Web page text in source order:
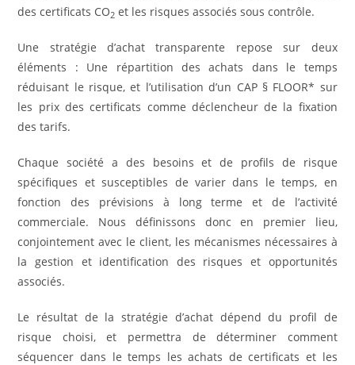
des certificats CO2 et les risques associés sous contrôle.
Une stratégie d’achat transparente repose sur deux
éléments : Une répartition des achats dans le temps
réduisant le risque, et l’utilisation d’un CAP § FLOOR* sur
les prix des certificats comme déclencheur de la fixation
des tarifs.
Chaque société a des besoins et de profils de risque
spécifiques et susceptibles de varier dans le temps, en
fonction des prévisions à long terme et de l’activité
commerciale. Nous définissons donc en premier lieu,
conjointement avec le client, les mécanismes nécessaires à
la gestion et identification des risques et opportunités
associés.
Le résultat de la stratégie d’achat dépend du profil de
risque choisi, et permettra de déterminer comment
séquencer dans le temps les achats de certificats et les